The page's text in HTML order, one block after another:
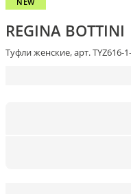
REGINA BOTTINI
Туфли женские, арт. TYZ616-